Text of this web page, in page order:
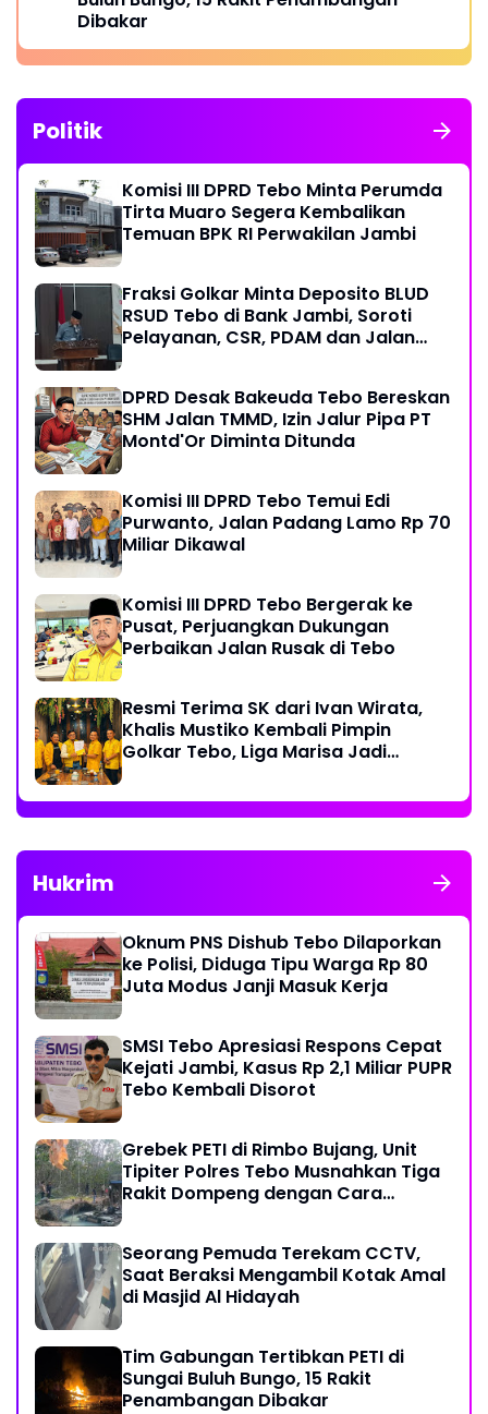
Dibakar
Politik
Komisi III DPRD Tebo Minta Perumda
Tirta Muaro Segera Kembalikan
Temuan BPK RI Perwakilan Jambi
Fraksi Golkar Minta Deposito BLUD
RSUD Tebo di Bank Jambi, Soroti
Pelayanan, CSR, PDAM dan Jalan
DPRD Desak Bakeuda Tebo Bereskan
SHM Jalan TMMD, Izin Jalur Pipa PT
Montd'Or Diminta Ditunda
Komisi III DPRD Tebo Temui Edi
Purwanto, Jalan Padang Lamo Rp 70
Miliar Dikawal
Komisi III DPRD Tebo Bergerak ke
Pusat, Perjuangkan Dukungan
Perbaikan Jalan Rusak di Tebo
Resmi Terima SK dari Ivan Wirata,
Khalis Mustiko Kembali Pimpin
Golkar Tebo, Liga Marisa Jadi
Hukrim
Oknum PNS Dishub Tebo Dilaporkan
ke Polisi, Diduga Tipu Warga Rp 80
Juta Modus Janji Masuk Kerja
SMSI Tebo Apresiasi Respons Cepat
Kejati Jambi, Kasus Rp 2,1 Miliar PUPR
Tebo Kembali Disorot
Grebek PETI di Rimbo Bujang, Unit
Tipiter Polres Tebo Musnahkan Tiga
Rakit Dompeng dengan Cara
Seorang Pemuda Terekam CCTV,
Saat Beraksi Mengambil Kotak Amal
di Masjid Al Hidayah
Tim Gabungan Tertibkan PETI di
Sungai Buluh Bungo, 15 Rakit
Penambangan Dibakar